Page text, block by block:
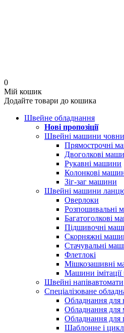
0
Мій кошик
Додайте товари до кошика
Швейне обладнання
Нові пропозіції
Швейні машини
Прямострочні
Двоголкові
Рукавні машини
Колонкові
Зіг-заг машини
Швейні машини
Оверлоки
Розпошивальні
Багатоголкові
Підшивочні
Скорняжні
Стачувальні
Флетлокі
Мішкозашивні
Машини імітації
Швейні напівавтомати
Спеціалізоване
Обладнання для
Обладнання для
Обладнання для
Шаблонне і